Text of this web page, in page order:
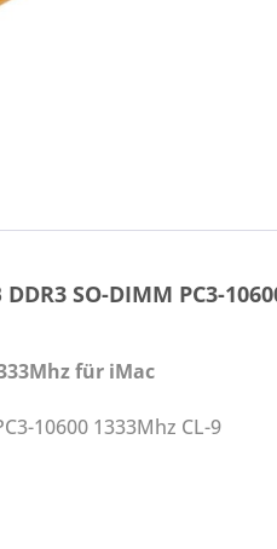
SO-DIMM PC3-
für iMac
10600 1333Mhz CL-9